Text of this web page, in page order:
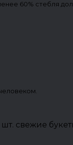
60% стебля
свежие